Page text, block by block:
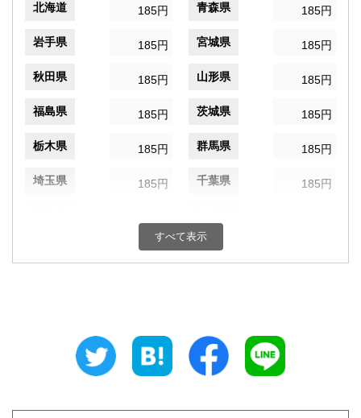
北海道 185円 青森県 185円
岩手県 185円 宮城県 185円
秋田県 185円 山形県 185円
福島県 185円 茨城県 185円
栃木県 185円 群馬県 185円
埼玉県 185円 千葉県 185円
185円 富山県
185円 静岡県
すべて表示